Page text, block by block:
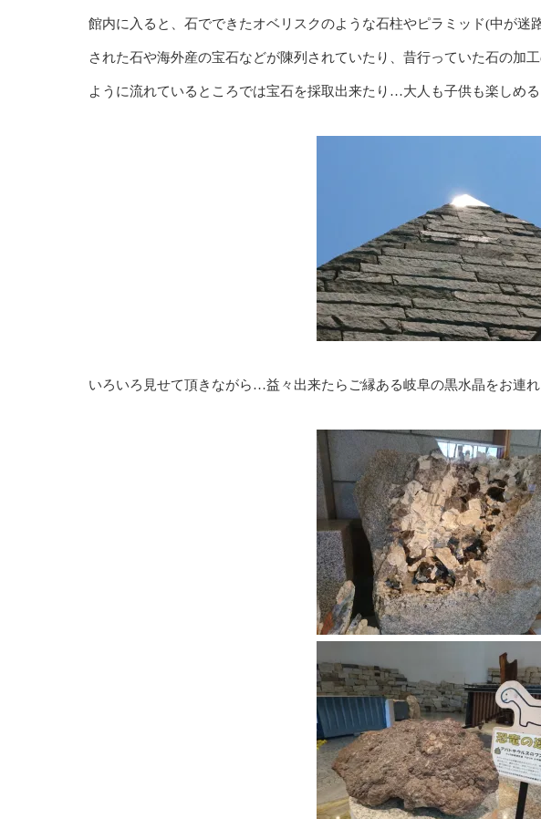
館内に入ると、石でできたオベリスクのような石柱やピラミッド(中が迷
された石や海外産の宝石などが陳列されていたり、昔行っていた石の加
ように流れているところでは宝石を採取出来たり…大人も子供も楽しめ
いろいろ見せて頂きながら…益々出来たらご縁ある岐阜の黒水晶をお連れ